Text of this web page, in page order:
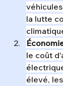
la lutte
le coût
élevé,